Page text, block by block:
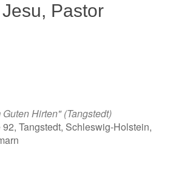
Pastor
Hirten" (Tangstedt)
Tangstedt, Schleswig-Holstein,